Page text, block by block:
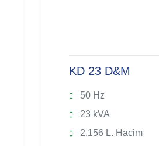
KD 23 D&M
50 Hz
23 kVA
2,156 L. Hacim